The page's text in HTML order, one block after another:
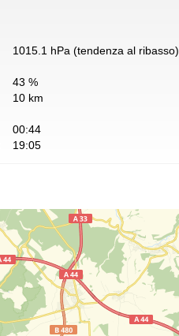
1015.1 hPa (tendenza al ribasso)
43 %
10 km
00:44
19:05